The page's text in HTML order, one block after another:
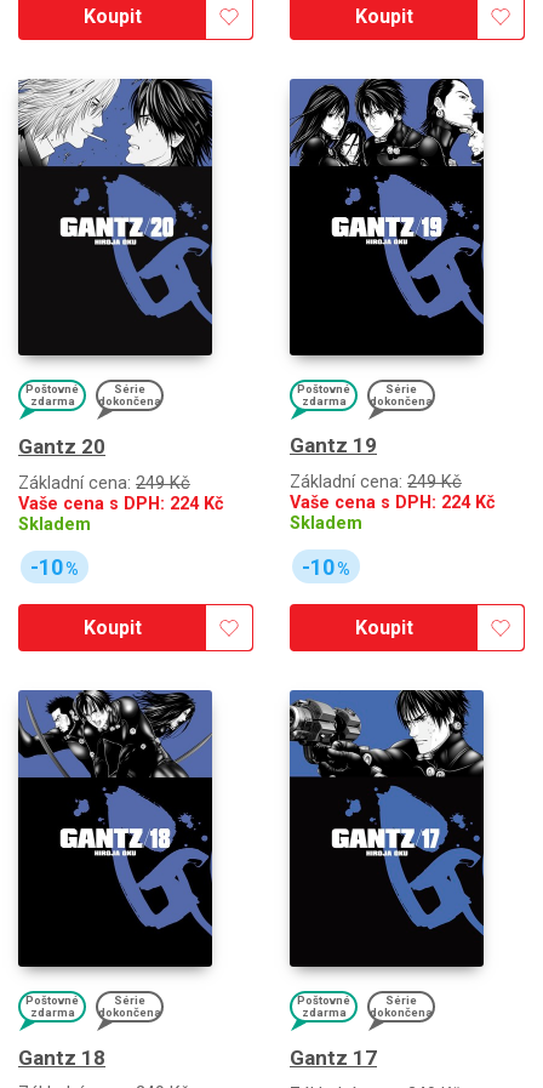
Koupit Koupit
Poštovné
zdarma
Série
dokončena
Gantz 20
Základní cena: 249 Kč
Vaše cena s DPH: 224Kč
Skladem
-10%
Koupit
Poštovné
zdarma
Série
dokončena
Gantz 19
Základní cena: 249 Kč
Vaše cena s DPH: 224Kč
Skladem
-10%
Koupit
Poštovné
zdarma
Série
dokončena
Gantz 18
Poštovné
zdarma
Série
dokončena
Gantz 17